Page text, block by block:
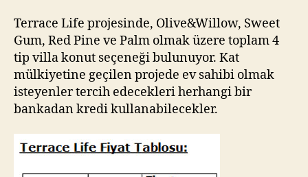
Terrace Life projesinde, Olive&Willow, Sweet
Gum, Red Pine ve Palm olmak üzere toplam 4
tip villa konut seçeneği bulunuyor. Kat
mülkiyetine geçilen projede ev sahibi olmak
isteyenler tercih edecekleri herhangi bir
bankadan kredi kullanabilecekler.